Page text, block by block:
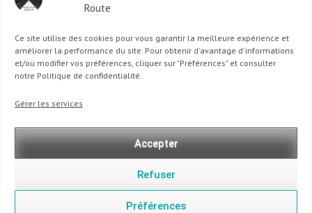
Route
Ce site utilise des cookies pour vous garantir la meilleure expérience et
améliorer la performance du site. Pour obtenir d'avantage d'informations
et/ou modifier vos préférences, cliquer sur "Préférences" et consulter
notre Politique de confidentialité.
Gérer les services
Accepter
Refuser
Préférences
OU SUR TWITTER
Follow @Sophie_ABDLRTweet to @Sophie_ABDLR
: